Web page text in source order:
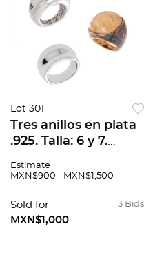
Lot 301
Tres anillos en plata
.925. Talla: 6 y 7.
Estimate
MXN$900 - MXN$1,500
3 Bids
Sold for
MXN$1,000